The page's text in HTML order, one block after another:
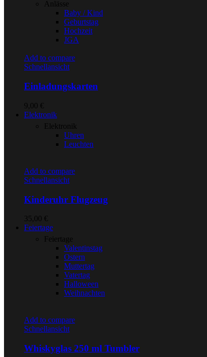
Anlässe
Baby / Kind
Geburtstag
Hochzeit
JGA
Add to compare
Schnellansicht
Einladungskarten
9,00 €
Elektronik
Elektronik
Uhren
Leuchten
Add to compare
Schnellansicht
Kinderuhr Flugzeug
35,00 €
Feiertage
Feiertage
Valentinstag
Ostern
Muttertag
Vatertag
Halloween
Weihnachten
Add to compare
Schnellansicht
Whiskyglas 250 ml Tumbler